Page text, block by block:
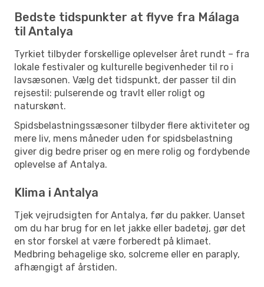
Bedste tidspunkter at flyve fra Málaga
til Antalya
Tyrkiet tilbyder forskellige oplevelser året rundt – fra
lokale festivaler og kulturelle begivenheder til ro i
lavsæsonen. Vælg det tidspunkt, der passer til din
rejsestil: pulserende og travlt eller roligt og
naturskønt.
Spidsbelastningssæsoner tilbyder flere aktiviteter og
mere liv, mens måneder uden for spidsbelastning
giver dig bedre priser og en mere rolig og fordybende
oplevelse af Antalya.
Klima i Antalya
Tjek vejrudsigten for Antalya, før du pakker. Uanset
om du har brug for en let jakke eller badetøj, gør det
en stor forskel at være forberedt på klimaet.
Medbring behagelige sko, solcreme eller en paraply,
afhængigt af årstiden.